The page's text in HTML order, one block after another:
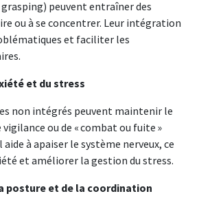
peuvent entraîner des
ou à se concentrer. Leur intégration
et faciliter les
et du stress
non intégrés peuvent maintenir le
ou de « combat ou fuite »
à apaiser le système nerveux, ce
et améliorer la gestion du stress.
posture et de la coordination